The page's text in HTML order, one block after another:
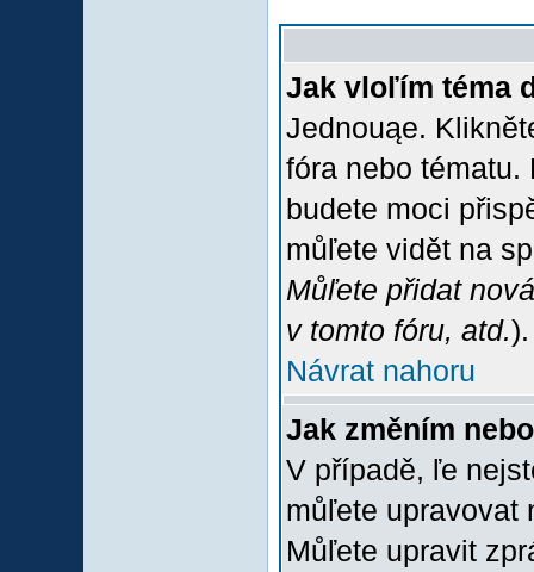
Jak vloľím téma
Jednouąe.
fóra nebo
budete moci
můľete vidět na
Můľete přidat
v tomto fóru, atd.).
Návrat nahoru
Jak změním
V případě, ľe
můľete upravovat
Můľete upravit